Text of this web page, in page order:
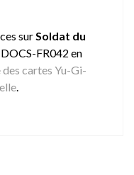
surSoldat du
FR042 en
cartes Yu-Gi-
.